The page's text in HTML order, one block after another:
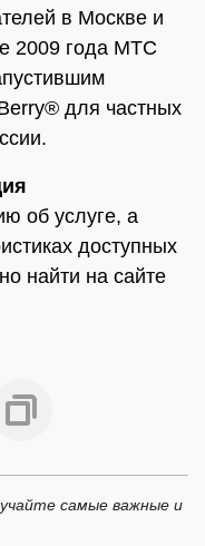
в Москве и
2009 года МТС
для частных
об услуге, а
доступных
найти на сайте
самые важные и